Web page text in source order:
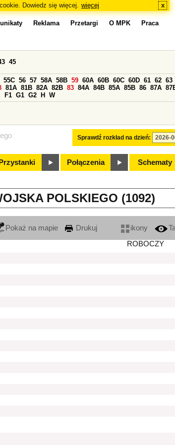
Dowiedz się więcej. więcej x
Reklama Przetargi O MPK Praca
Sprawdź rozkład na dzień:
45
55C 56 57 58A 58B 59 60A 60B 60C 60D 61 62 63
81A 81B 82A 82B 83 84A 84B 85A 85B 86 87A
F1 G1 G2 H W
Przystanki Połączenia Schematy
POLSKIEGO (1092)
Pokaż na mapie Drukuj ikony
ROBOCZY